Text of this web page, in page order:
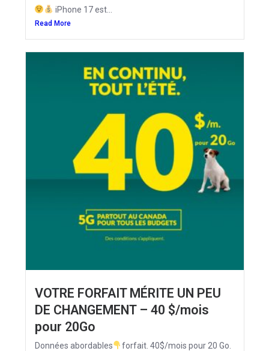
iPhone 17 est...
Read More
VOTRE FORFAIT MÉRITE UN PEU
DE CHANGEMENT – 40 $/mois
pour 20Go
Données abordables
forfait. 40$/mois pour 20 Go.